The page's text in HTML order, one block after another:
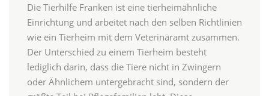
Die Tierhilfe Franken ist eine tierheimähnliche
Einrichtung und arbeitet nach den selben Richtlinien
wie ein Tierheim mit dem Veterinäramt zusammen.
Der Unterschied zu einem Tierheim besteht
lediglich darin, dass die Tiere nicht in Zwingern
oder Ähnlichem untergebracht sind, sondern der